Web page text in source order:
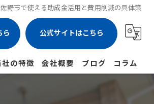
野市で使える助成金活用と費用削減の具体策
ら 公式サイトはこちら
社の特徴 会社概要 ブログ コラム